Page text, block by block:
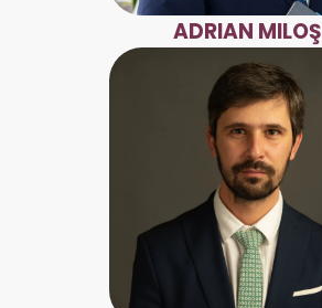
ADRIAN MILOŞ